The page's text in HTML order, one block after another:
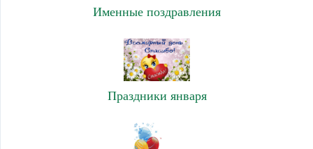
Именные поздравления
Праздники января